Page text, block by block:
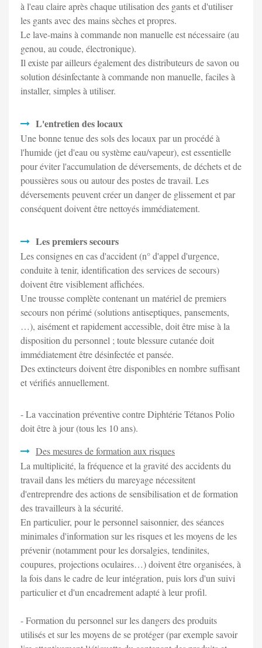
à l'eau claire après chaque utilisation des gants et d'utiliser
les gants avec des mains sèches et propres.
Le lave-mains à commande non manuelle est nécessaire (au
genou, au coude, électronique).
Il existe par ailleurs également des distributeurs de savon ou
solution désinfectante à commande non manuelle, faciles à
installer, simples à utiliser.
L'entretien des locaux
Une bonne tenue des sols des locaux par un procédé à
l'humide (jet d'eau ou système eau/vapeur), est essentielle
pour éviter l'accumulation de déversements, de déchets et de
poussières sous ou autour des postes de travail. Les
déversements peuvent créer un danger de glissement et par
conséquent doivent être nettoyés immédiatement.
Les premiers secours
Les consignes en cas d'accident (n° d'appel d'urgence,
conduite à tenir, identification des services de secours)
doivent être visiblement affichées.
Une trousse complète contenant un matériel de premiers
secours non périmé (solutions antiseptiques, pansements,
…), aisément et rapidement accessible, doit être mise à la
disposition du personnel ; toute blessure cutanée doit
immédiatement être désinfectée et pansée.
Des extincteurs doivent être disponibles en nombre suffisant
et vérifiés annuellement.
- La vaccination préventive contre Diphtérie Tétanos Polio
doit être à jour (tous les 10 ans).
Des mesures de formation aux risques
La multiplicité, la fréquence et la gravité des accidents du
travail dans les métiers du mareyage nécessitent
d'entreprendre des actions de sensibilisation et de formation
des travailleurs à la sécurité.
En particulier, pour le personnel saisonnier, des séances
minimales d'information sur les risques et les moyens de les
prévenir (notamment pour les dorsalgies, tendinites,
coupures, projections oculaires…) doivent être organisées, à
la fois dans le cadre de leur intégration, puis lors d'un suivi
particulier et d'un encadrement adapté à leur profil.
- Formation du personnel sur les dangers des produits
utilisés et sur les moyens de se protéger (par exemple savoir